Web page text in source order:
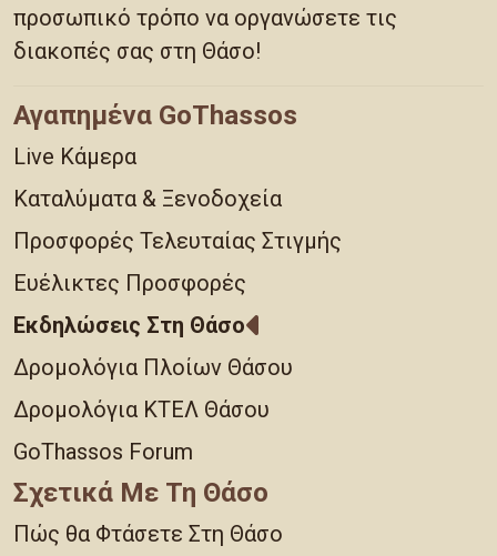
προσωπικό τρόπο να οργανώσετε τις
διακοπές σας στη Θάσο!
Αγαπημένα GoThassos
Live Κάμερα
Καταλύματα & Ξενοδοχεία
Προσφορές Τελευταίας Στιγμής
Ευέλικτες Προσφορές
Εκδηλώσεις Στη Θάσο
Δρομολόγια Πλοίων Θάσου
Δρομολόγια ΚΤΕΛ Θάσου
GoThassos Forum
Σχετικά Με Τη Θάσο
Πώς θα Φτάσετε Στη Θάσο